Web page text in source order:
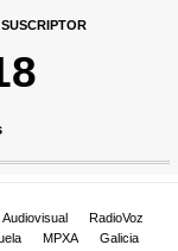
Audiovisual
RadioVoz
MPXA
Galicia